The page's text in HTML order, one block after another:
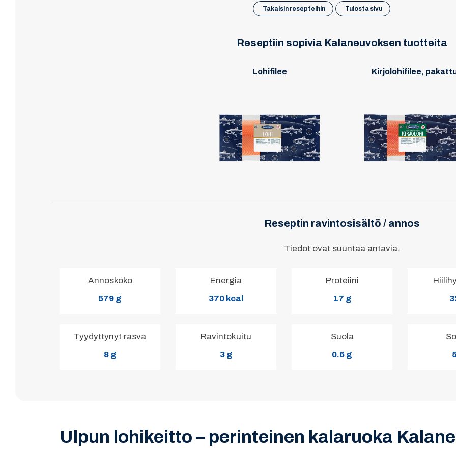
Takaisin resepteihin Tulosta sivu
Reseptiin sopivia Kalaneuvoksen tuotteita
Lohifilee Kirjolohifilee,
Reseptin ravintosisältö / annos
Tiedot ovat suuntaa antavia.
Annoskoko
579 g
Energia
370 kcal
Proteiini
17 g
Tyydyttynyt rasva
8 g
Ravintokuitu
3 g
Suola
0.6 g
Ulpun lohikeitto – perinteinen kalaruoka